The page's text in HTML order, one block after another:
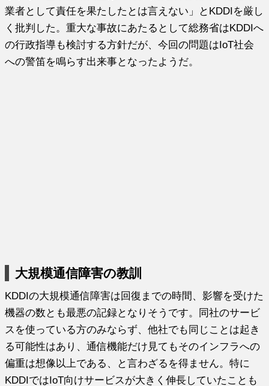
業者として責任を果たしたとは言えない」とKDDIを厳し
く批判した。重大な事故にあたるとして総務省はKDDIへ
の行政指導も検討する方針だが、今回の問題はIoT社会
への警笛を鳴らす出来事となったようだ。
大規模通信障害の教訓
KDDIの大規模通信障害は回復までの時間、影響を受けた
機器の数とも最悪の記録となりそうです。同社のサービ
スを使っている方のみならず、他社でも同じことは起き
る可能性はあり、通信機能だけ見てもそのインフラへの
偏重は想像以上である、と言わざるを得ません。特に
KDDIではIoT向けサービスが大きく伸長していたことも